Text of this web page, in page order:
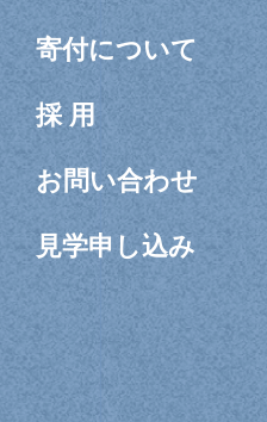
寄付について
採 用
お問い合わせ
見学申し込み